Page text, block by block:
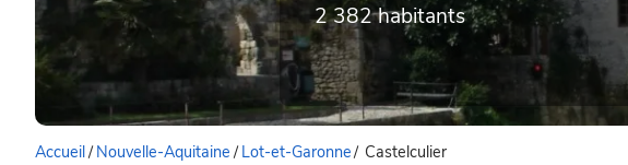
2 382 habitants
Accueil/ Nouvelle-Aquitaine/ Lot-et-Garonne/ Castelculier